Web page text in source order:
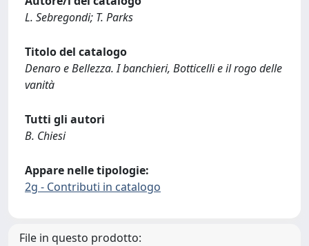
L. Sebregondi; T. Parks
Titolo del catalogo
Denaro e Bellezza. I banchieri, Botticelli e il rogo delle
vanità
Tutti gli autori
B. Chiesi
Appare nelle tipologie:
2g - Contributi in catalogo
File in questo prodotto: